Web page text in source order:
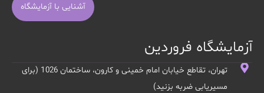
آشنایی با آزمایشگاه
آزمایشگاه فروردین
تهران، تقاطع خیابان امام خمینی و کارون، ساختمان 1026 (برای
مسیریابی ضربه بزنید)